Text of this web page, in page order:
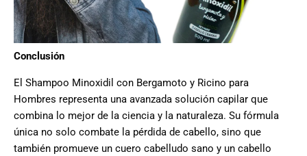
Conclusión
El Shampoo Minoxidil con Bergamoto y Ricino para
Hombres representa una avanzada solución capilar que
combina lo mejor de la ciencia y la naturaleza. Su fórmula
única no solo combate la pérdida de cabello, sino que
también promueve un cuero cabelludo sano y un cabello